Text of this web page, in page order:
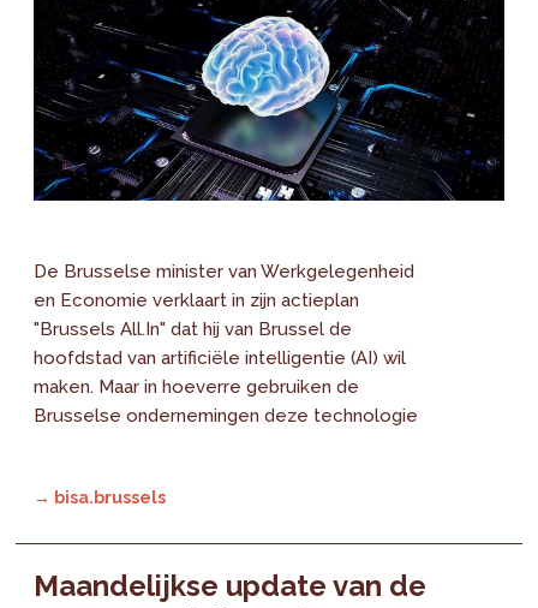
De Brusselse minister van Werkgelegenheid
en Economie verklaart in zijn actieplan
"Brussels All.In" dat hij van Brussel de
hoofdstad van artificiële intelligentie (AI) wil
maken. Maar in hoeverre gebruiken de
Brusselse ondernemingen deze technologie
→ bisa.brussels
Maandelijkse update van de